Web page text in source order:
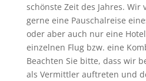
schönste Zeit des Jahres.
gerne eine Pauschalreise
oder aber auch nur eine
einzelnen Flug bzw. eine
Beachten Sie bitte, dass wir
als Vermittler auftreten und